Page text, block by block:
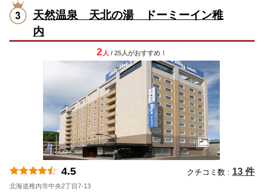
天然温泉 天北の湯 ドーミーイン稚
内
2 人 / 25人がおすすめ！
4.5 クチコミ数 : 13 件
北海道稚内市中央2丁目7-13